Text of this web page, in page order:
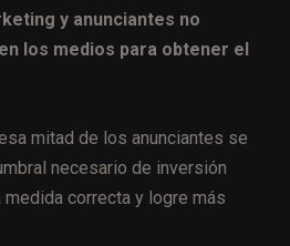
y anunciantes no
los medios para obtener el
mitad de los anunciantes se
necesario de inversión
correcta y logre más